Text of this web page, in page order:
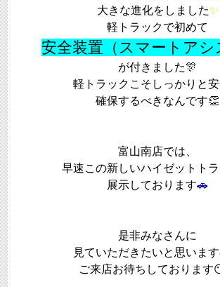
大きな進化をしました✨
軽トラックで初めて
安全装置（スマートアシ
が付きました🎊
軽トラックこそしっかりと
確保するべきなんです👏
富山南店では、
早速この新しいハイゼットト
展示しております🚗
是非みなさんに
見ていただきたいと思いま
ご来店お待ちしております